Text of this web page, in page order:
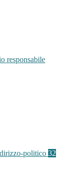
responsabile
politico 32